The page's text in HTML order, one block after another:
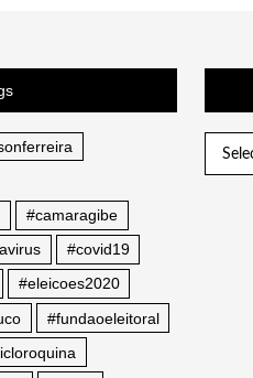
#camaragibe
#covid19
#eleicoes2020
#fundaoeleitoral